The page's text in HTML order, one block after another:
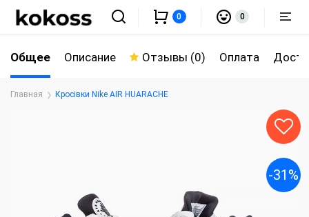
0 0
Главная Кросівки Nike AIR HUARACHE
Общее Описание Отзывы (0) Оплата
-31%